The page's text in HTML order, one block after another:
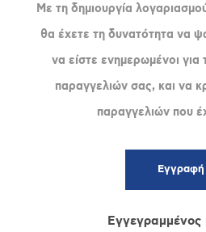
Με τη δημιουργία
θα έχετε τη δυνατότητα να
να είστε ενημερωμένοι
παραγγελιών σας, και να
παραγγελιών που
Εγγεγραμμένος